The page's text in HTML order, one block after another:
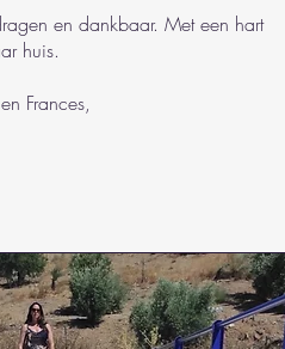
en dankbaar. Met een hart
huis.
Frances,